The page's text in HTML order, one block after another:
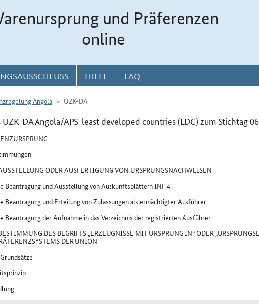
und Präferenzen
online
HILFE FAQ
Angola UZK-DA
DA Angola/APS-least developed countries (LDC) zum Stichtag
ODER AUSFERTIGUNG VON URSPRUNGSNACHWEISEN
Beantragung und Ausstellung von Auskunftsblättern INF 4
Beantragung und Erteilung von Zulassungen als ermächtigter Ausführer
Beantragung der Aufnahme in das Verzeichnis der registrierten Ausführer
DES BEGRIFFS „ERZEUGNISSE MIT URSPRUNG IN“ ODER
DER UNION